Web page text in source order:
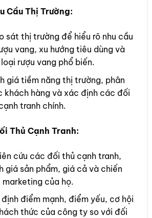
Cầu Thị Trường:
sát thị trường để hiểu rõ nhu cầu
vang, xu hướng tiêu dùng và
rượu vang phổ biến.
giá tiềm năng thị trường, phân
khách hàng và xác định các đối
tranh chính.
Thủ Cạnh Tranh:
cứu các đối thủ cạnh tranh,
giá sản phẩm, giá cả và chiến
marketing của họ.
điểm mạnh, điểm yếu, cơ hội
thức của công ty so với đối